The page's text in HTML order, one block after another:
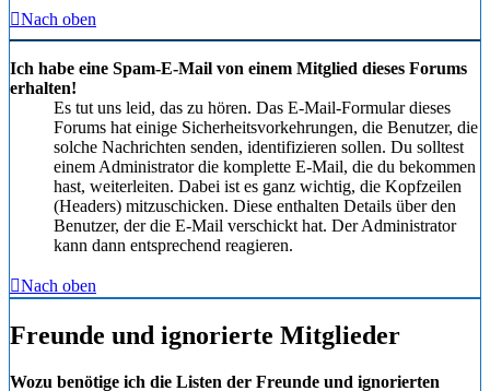
Nach oben
Ich habe eine Spam-E-Mail von einem Mitglied dieses Forums
erhalten!
Es tut uns leid, das zu hören. Das E-Mail-Formular dieses
Forums hat einige Sicherheitsvorkehrungen, die Benutzer, die
solche Nachrichten senden, identifizieren sollen. Du solltest
einem Administrator die komplette E-Mail, die du bekommen
hast, weiterleiten. Dabei ist es ganz wichtig, die Kopfzeilen
(Headers) mitzuschicken. Diese enthalten Details über den
Benutzer, der die E-Mail verschickt hat. Der Administrator
kann dann entsprechend reagieren.
Nach oben
Freunde und ignorierte Mitglieder
Wozu benötige ich die Listen der Freunde und ignorierten